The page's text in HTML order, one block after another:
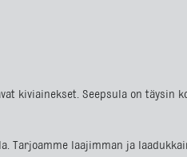
kiviainekset. Seepsula on täysin
Tarjoamme laajimman ja